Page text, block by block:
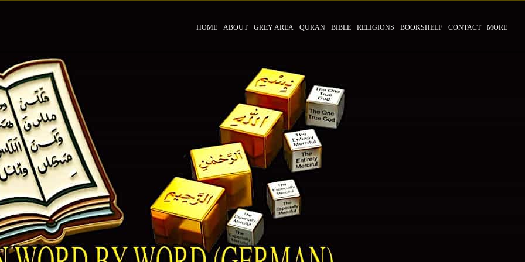
HOME ABOUT GREY AREA QURAN BIBLE RELIGIONS BOOKSHELF CONTACT MORE